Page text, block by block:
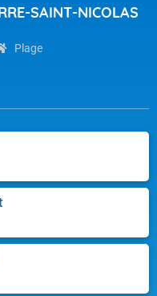
SAINT-NICOLAS
Plage